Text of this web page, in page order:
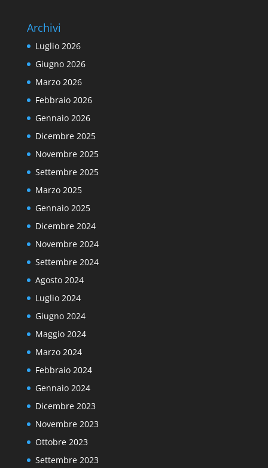
Archivi
Luglio 2026
Giugno 2026
Marzo 2026
Febbraio 2026
Gennaio 2026
Dicembre 2025
Novembre 2025
Settembre 2025
Marzo 2025
Gennaio 2025
Dicembre 2024
Novembre 2024
Settembre 2024
Agosto 2024
Luglio 2024
Giugno 2024
Maggio 2024
Marzo 2024
Febbraio 2024
Gennaio 2024
Dicembre 2023
Novembre 2023
Ottobre 2023
Settembre 2023